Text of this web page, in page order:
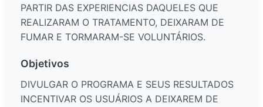
PARTIR DAS EXPERIENCIAS DAQUELES QUE
REALIZARAM O TRATAMENTO, DEIXARAM DE
FUMAR E TORMARAM-SE VOLUNTÁRIOS.
Objetivos
DIVULGAR O PROGRAMA E SEUS RESULTADOS
INCENTIVAR OS USUÁRIOS A DEIXAREM DE